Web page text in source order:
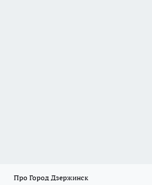
Про Город Дзержинск